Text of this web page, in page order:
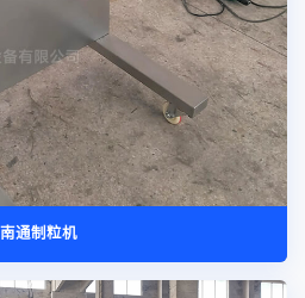
南通制粒机